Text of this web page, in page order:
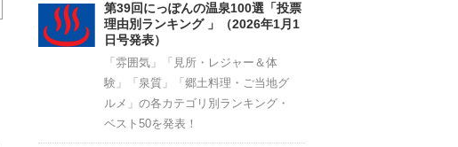
第39回にっぽんの温泉100選「投票
理由別ランキング 」（2026年1月1
日号発表）
「雰囲気」「見所・レジャー＆体
験」「泉質」「郷土料理・ご当地グ
ルメ」の各カテゴリ別ランキング・
ベスト50を発表！